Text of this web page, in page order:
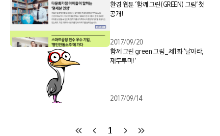
환경 웹툰 ‘함께 그린(GREEN) 그림’ 첫
공개!
2017/09/20
함께 그린 green 그림_제1화 ‘날아라,
재두루미!’
2017/09/14
1